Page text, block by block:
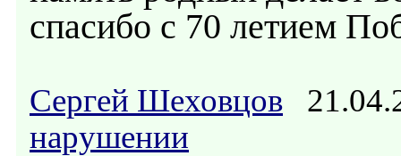
спасибо с 70 летием
Сергей Шеховцов
нарушении